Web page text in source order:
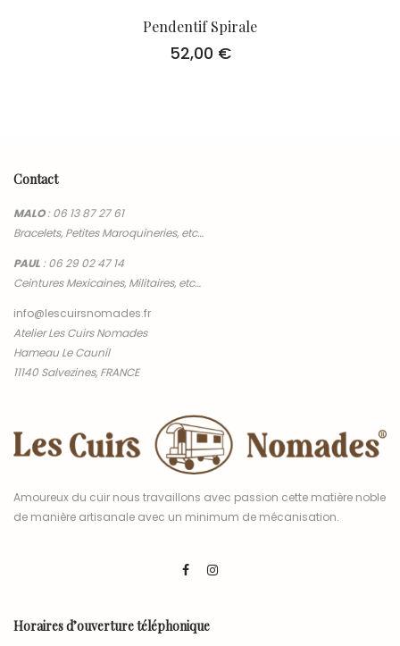
Pendentif Spirale
52,00 €
Contact
MALO:06 13 87 27 61
Bracelets, Petites Maroquineries, etc…
PAUL:06 29 02 47 14
Ceintures Mexicaines, Militaires, etc…
info@lescuirsnomades.fr
Atelier Les Cuirs Nomades
Hameau Le Caunil
11140 Salvezines, FRANCE
Amoureux du cuir nous travaillons avec passion cette matière noble
de manière artisanale avec un minimum de mécanisation.
Horaires d’ouverture téléphonique